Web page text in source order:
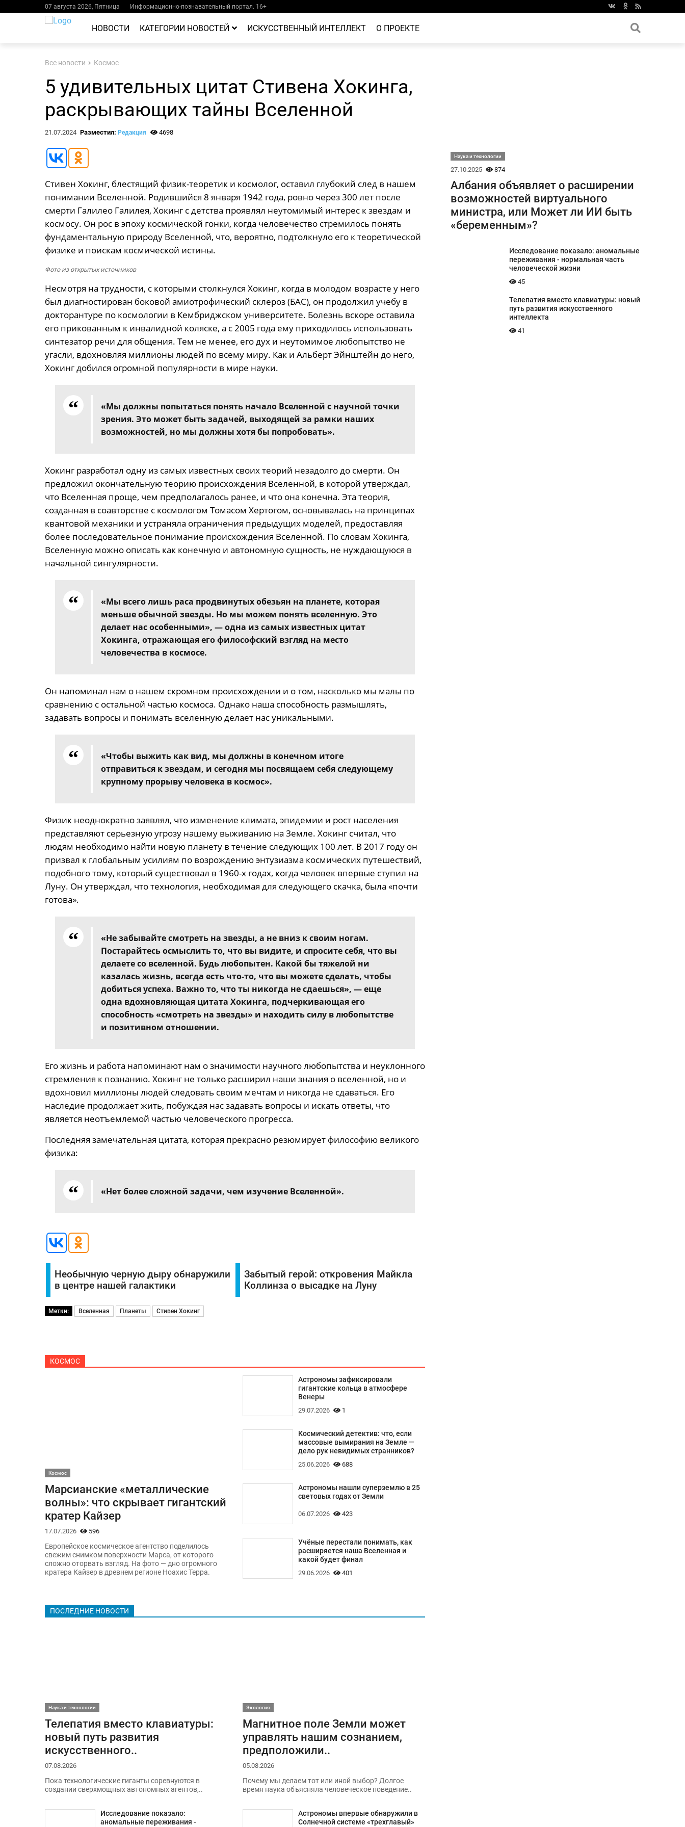
07 августа 2026, Пятница Информационно-познавательный портал. 16+
НОВОСТИ КАТЕГОРИИ НОВОСТЕЙ ИСКУССТВЕННЫЙ ИНТЕЛЛЕКТ О ПРОЕКТЕ
Все новости Космос
5 удивительных цитат Стивена Хокинга,
раскрывающих тайны Вселенной
21.07.2024 Разместил: Редакция 4698
Стивен Хокинг, блестящий физик-теоретик и космолог, оставил глубокий след в нашем
понимании Вселенной. Родившийся 8 января 1942 года, ровно через 300 лет после
смерти Галилео Галилея, Хокинг с детства проявлял неутомимый интерес к звездам и
космосу. Он рос в эпоху космической гонки, когда человечество стремилось понять
фундаментальную природу Вселенной, что, вероятно, подтолкнуло его к теоретической
физике и поискам космической истины.
Фото из открытых источников
Несмотря на трудности, с которыми столкнулся Хокинг, когда в молодом возрасте у него
был диагностирован боковой амиотрофический склероз (БАС), он продолжил учебу в
докторантуре по космологии в Кембриджском университете. Болезнь вскоре оставила
его прикованным к инвалидной коляске, а с 2005 года ему приходилось использовать
синтезатор речи для общения. Тем не менее, его дух и неутомимое любопытство не
угасли, вдохновляя миллионы людей по всему миру. Как и Альберт Эйнштейн до него,
Хокинг добился огромной популярности в мире науки.
«Мы должны попытаться понять начало Вселенной с научной точки
зрения. Это может быть задачей, выходящей за рамки наших
возможностей, но мы должны хотя бы попробовать».
Хокинг разработал одну из самых известных своих теорий незадолго до смерти. Он
предложил окончательную теорию происхождения Вселенной, в которой утверждал,
что Вселенная проще, чем предполагалось ранее, и что она конечна. Эта теория,
созданная в соавторстве с космологом Томасом Хертогом, основывалась на принципах
квантовой механики и устраняла ограничения предыдущих моделей, предоставляя
более последовательное понимание происхождения Вселенной. По словам Хокинга,
Вселенную можно описать как конечную и автономную сущность, не нуждающуюся в
начальной сингулярности.
«Мы всего лишь раса продвинутых обезьян на планете, которая
меньше обычной звезды. Но мы можем понять вселенную. Это
делает нас особенными», — одна из самых известных цитат
Хокинга, отражающая его философский взгляд на место
человечества в космосе.
Он напоминал нам о нашем скромном происхождении и о том, насколько мы малы по
сравнению с остальной частью космоса. Однако наша способность размышлять,
задавать вопросы и понимать вселенную делает нас уникальными.
«Чтобы выжить как вид, мы должны в конечном итоге
отправиться к звездам, и сегодня мы посвящаем себя следующему
крупному прорыву человека в космос».
Физик неоднократно заявлял, что изменение климата, эпидемии и рост населения
представляют серьезную угрозу нашему выживанию на Земле. Хокинг считал, что
людям необходимо найти новую планету в течение следующих 100 лет. В 2017 году он
призвал к глобальным усилиям по возрождению энтузиазма космических путешествий,
подобного тому, который существовал в 1960-х годах, когда человек впервые ступил на
Луну. Он утверждал, что технология, необходимая для следующего скачка, была «почти
готова».
«Не забывайте смотреть на звезды, а не вниз к своим ногам.
Постарайтесь осмыслить то, что вы видите, и спросите себя, что вы
делаете со вселенной. Будь любопытен. Какой бы тяжелой ни
казалась жизнь, всегда есть что-то, что вы можете сделать, чтобы
добиться успеха. Важно то, что ты никогда не сдаешься», — еще
одна вдохновляющая цитата Хокинга, подчеркивающая его
способность «смотреть на звезды» и находить силу в любопытстве
и позитивном отношении.
Его жизнь и работа напоминают нам о значимости научного любопытства и неуклонного
стремления к познанию. Хокинг не только расширил наши знания о вселенной, но и
вдохновил миллионы людей следовать своим мечтам и никогда не сдаваться. Его
наследие продолжает жить, побуждая нас задавать вопросы и искать ответы, что
является неотъемлемой частью человеческого прогресса.
Последняя замечательная цитата, которая прекрасно резюмирует философию великого
физика:
«Нет более сложной задачи, чем изучение Вселенной».
Необычную черную дыру обнаружили
в центре нашей галактики
Забытый герой: откровения Майкла
Коллинза о высадке на Луну
Метки: Вселенная Планеты Стивен Хокинг
КОСМОС
Космос
Марсианские «металлические
волны»: что скрывает гигантский
кратер Кайзер
17.07.2026 596
Европейское космическое агентство поделилось
свежим снимком поверхности Марса, от которого
сложно оторвать взгляд. На фото — дно огромного
кратера Кайзер в древнем регионе Ноахис Терра.
Астрономы зафиксировали
гигантские кольца в атмосфере
Венеры
29.07.2026 1
Космический детектив: что, если
массовые вымирания на Земле —
дело рук невидимых странников?
25.06.2026 688
Астрономы нашли суперземлю в 25
световых годах от Земли
06.07.2026 423
Учёные перестали понимать, как
расширяется наша Вселенная и
какой будет финал
29.06.2026 401
ПОСЛЕДНИЕ НОВОСТИ
Наука и технологии
Телепатия вместо клавиатуры:
новый путь развития
искусственного..
07.08.2026
Пока технологические гиганты соревнуются в
создании сверхмощных автономных агентов,..
Исследование показало:
аномальные переживания -
Экология
Магнитное поле Земли может
управлять нашим сознанием,
предположили..
05.08.2026
Почему мы делаем тот или иной выбор? Долгое
время наука объясняла человеческое поведение..
Астрономы впервые обнаружили в
Солнечной системе «трехглавый»
Наука и технологии
27.10.2025 874
Албания объявляет о расширении
возможностей виртуального
министра, или Может ли ИИ быть
«беременным»?
Исследование показало: аномальные
переживания - нормальная часть
человеческой жизни
45
Телепатия вместо клавиатуры: новый
путь развития искусственного
интеллекта
41